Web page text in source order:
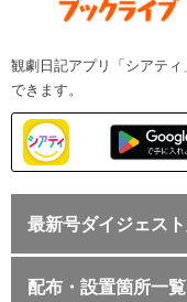
観劇日記アプリ「シアテ
できます。
最新号ダイジェス
配布・設置箇所一覧